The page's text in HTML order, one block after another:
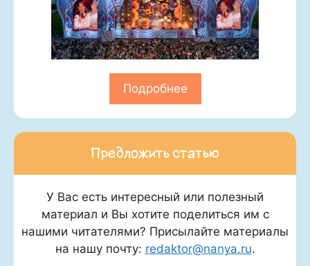
Подробнее
Предложить статью
У Вас есть интересный или полезный
материал и Вы хотите поделиться им с
нашими читателями? Присылайте материалы
на нашу почту: redaktor@nanya.ru.